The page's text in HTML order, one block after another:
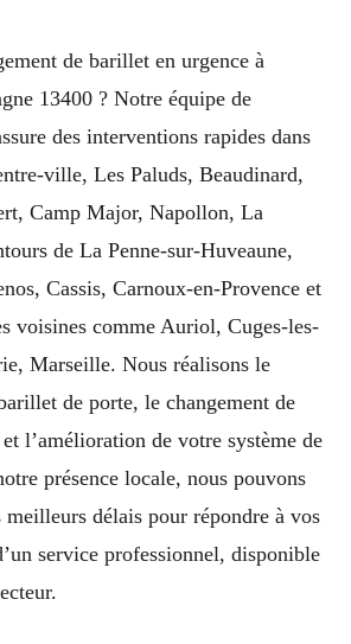
de barillet en urgence à
13400 ? Notre équipe de
des interventions rapides dans
ville, Les Paluds, Beaudinard,
Camp Major, Napollon, La
de La Penne-sur-Huveaune,
Cassis, Carnoux-en-Provence et
voisines comme Auriol, Cuges-les-
Marseille. Nous réalisons le
de porte, le changement de
l’amélioration de votre système de
présence locale, nous pouvons
délais pour répondre à vos
service professionnel, disponible